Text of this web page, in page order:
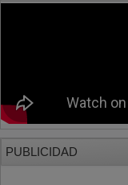
PUBLICIDAD